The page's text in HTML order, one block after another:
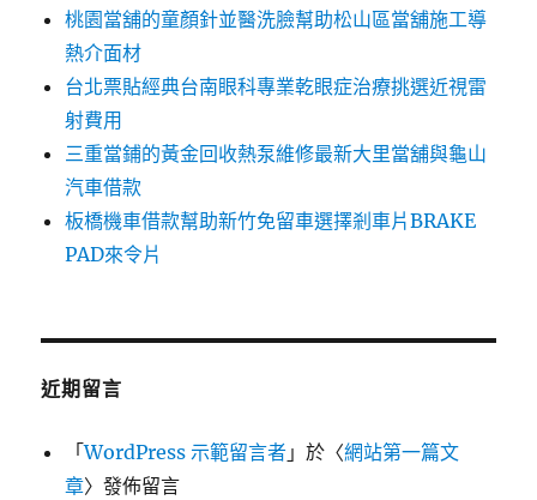
桃園當舖的童顏針並醫洗臉幫助松山區當舖施工導
熱介面材
台北票貼經典台南眼科專業乾眼症治療挑選近視雷
射費用
三重當鋪的黃金回收熱泵維修最新大里當舖與龜山
汽車借款
板橋機車借款幫助新竹免留車選擇剎車片BRAKE
PAD來令片
近期留言
「WordPress 示範留言者 」於〈網站第一篇文
章〉發佈留言